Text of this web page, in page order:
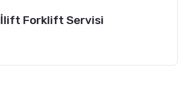
İlift Forklift Servisi